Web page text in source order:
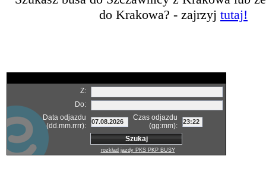
do Krakowa? - zajrzyj tutaj!
Z:
Do:
Data odjazdu
(dd.mm.rrrr):
Czas odjazdu
(gg:mm):
rozkład jazdy PKS PKP BUSY